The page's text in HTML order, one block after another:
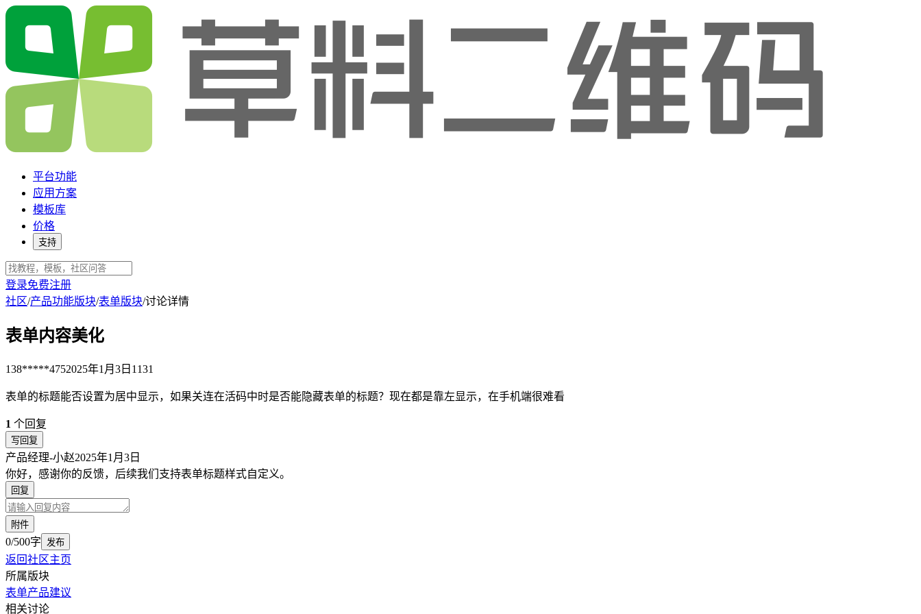
平台功能
应用方案
模板库
价格
支持
登录免费注册
社区/产品功能版块/表单版块/讨论详情
表单内容美化
138*****4752025年1月3日 1131
表单的标题能否设置为居中显示，如果关连在活码中时是否能隐藏表单的标题？现在都是靠左显示，在手机端很难看
1 个回复
写回复
产品经理-小赵2025年1月3日
你好，感谢你的反馈，后续我们支持表单标题样式自定义。
回复
附件
0/500字 发布
返回社区主页
所属版块
表单产品建议
相关讨论